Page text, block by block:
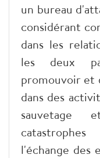
un bureau
considérant
dans les
les deux
promouvoir et
dans des
sauvetage
l'échange des